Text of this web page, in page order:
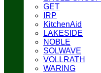
GET
IRP
KitchenAid
LAKESIDE
NOBLE
SOLWAVE
VOLLRATH
WARING